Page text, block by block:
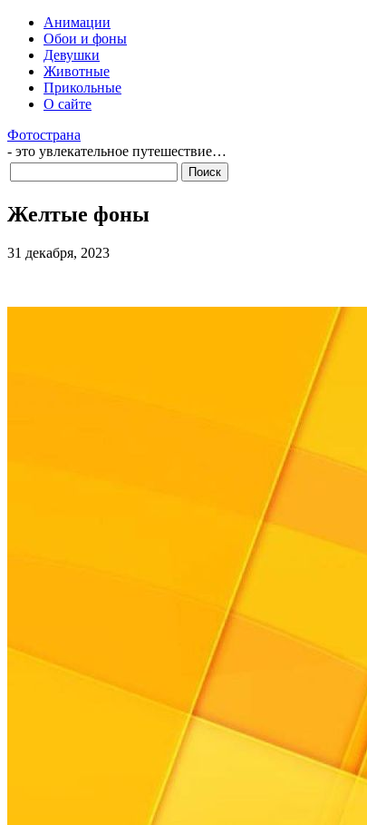
Анимации
Обои и фоны
Девушки
Животные
Прикольные
О сайте
Фотострана
- это увлекательное путешествие…
Желтые фоны
31 декабря, 2023